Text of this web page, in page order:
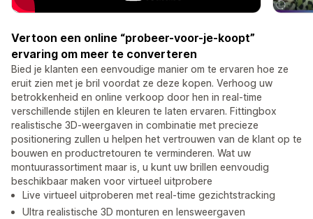
Vertoon een online “probeer-voor-je-koopt”
ervaring om meer te converteren
Bied je klanten een eenvoudige manier om te ervaren hoe ze
eruit zien met je bril voordat ze deze kopen. Verhoog uw
betrokkenheid en online verkoop door hen in real-time
verschillende stijlen en kleuren te laten ervaren. Fittingbox
realistische 3D-weergaven in combinatie met precieze
positionering zullen u helpen het vertrouwen van de klant op te
bouwen en productretouren te verminderen. Wat uw
montuurassortiment maar is, u kunt uw brillen eenvoudig
beschikbaar maken voor virtueel uitprobere
Live virtueel uitproberen met real-time gezichtstracking
Ultra realistische 3D monturen en lensweergaven